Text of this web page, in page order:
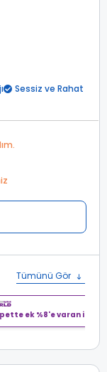
Sessiz ve Rahat
Tümünü Gör
ek %8'e varan